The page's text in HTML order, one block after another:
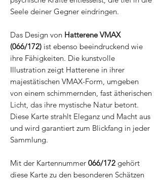
Seele deiner Gegner eindringen.
Das Design von Hatterene VMAX
(066/172) ist ebenso beeindruckend wie
ihre Fähigkeiten. Die kunstvolle
Illustration zeigt Hatterene in ihrer
majestätischen VMAX-Form, umgeben
von einem schimmernden, fast ätherischen
Licht, das ihre mystische Natur betont.
Diese Karte strahlt Eleganz und Macht aus
und wird garantiert zum Blickfang in jeder
Sammlung.
Mit der Kartennummer 066/172 gehört
diese Karte zu den besonderen Schätzen